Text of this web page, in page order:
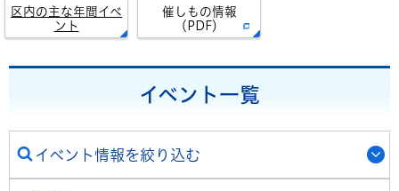
区内の主な年間イベ
ント
催しもの情報
（PDF）
イベント一覧
イベント情報を絞り込む